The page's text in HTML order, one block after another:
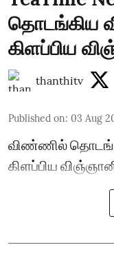
தொடங்கிய
கிளப்பிய
thanthitv
Published on: 03 Aug
விண்ணில்
கிளப்பிய